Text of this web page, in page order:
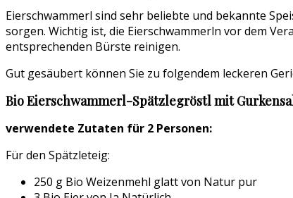
Eierschwammerl sind sehr beliebte und bekannte
sorgen. Wichtig ist, die Eierschwammerln vor dem
entsprechenden Bürste reinigen.
Gut gesäubert können Sie zu folgendem leckeren
Bio Eierschwammerl-Spätzlegröstl mit
verwendete Zutaten für 2 Personen:
Für den Spätzleteig:
250 g Bio Weizenmehl glatt von Natur pur